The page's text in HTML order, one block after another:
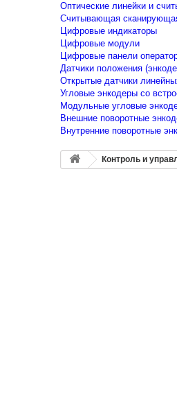
Оптические линейки и
Считывающая
Цифровые индикаторы
Цифровые модули
Цифровые панели
Датчики положения
Открытые датчики
Угловые энкодеры со
Модульные угловые
Внешние поворотные
Внутренние поворотные
Контроль и